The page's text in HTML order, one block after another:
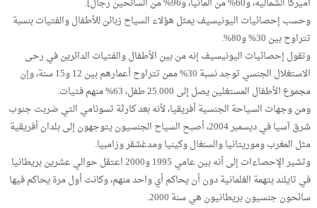
وحسب إحصائيات اليونيسيف يمثل هؤلاء السياح زبائن للأطفال والفتيات بنسبة
تتراوح بين 30% و80%.
وتقول إحصائيات اليونيسيف إنه من بين الأطفال والفتيات الدائرين في رحى
الاستغلال الجنسي توجد نسبة 30% ممن تتراوح أعمارهم بين 12 و15 سنة، وإن
مجموع الأطفال المستغلين يصل إلى 25.000 طفل، 63% منهم فتيات.
ومن وجهات السياحة الجنسية أفريقيا، لأنه بعد كارثة تسونامي التي ضربت جنوب
شرق آسيا في ديسمبر 2004، أصبح السياح الجنسيون يتوجهون إلى بلدان أفريقية
مثل المغرب وموريتانيا والسنغال وكينيا ومدغشقر وزامبيا.
وتشير الإحصاءات إلى أنه بين عامي 1995 و2000 اعتقل حوالي عشرين بريطانيا
في تايلند بتهمة الغلمانية دون أن يحاكم أي واحد منهم، وكانت أول مرة يحاكم فيها
سائحون جنسيون بريطانيون هي سنة 2000.